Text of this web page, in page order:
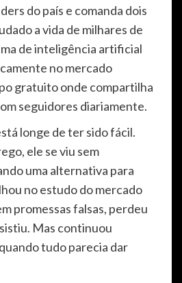
do país e comanda dois
a vida de milhares de
de inteligência artificial
no mercado
gratuito onde compartilha
seguidores diariamente.
longe de ter sido fácil.
ele se viu sem
uma alternativa para
no estudo do mercado
promessas falsas, perdeu
Mas continuou
tudo parecia dar